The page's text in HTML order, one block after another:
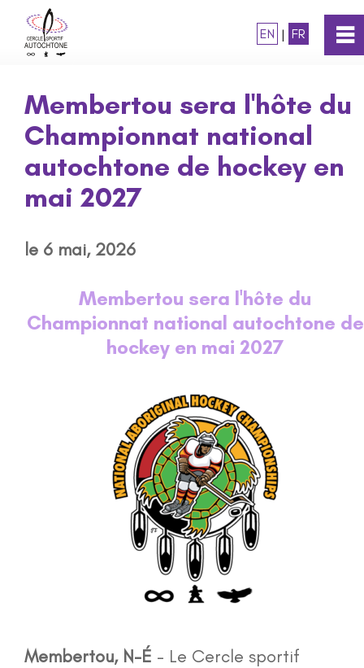
Membertou sera l'hôte du
Championnat national
autochtone de hockey en
mai 2027
le 6 mai, 2026
Membertou sera l'hôte du
Championnat national autochtone de
hockey en mai 2027
Membertou, N-É - Le Cercle sportif
0
Accueil
À propos
Programmes
Prix
Statégie nationale
Médias et nouvelles
Galerie de photos
Pour nous joindre
Portail d'atelier
~
EN | FR